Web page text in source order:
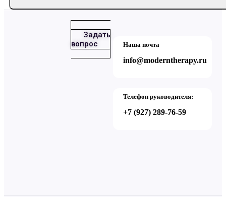
Задать
вопрос
Наша почта
info@moderntherapy.ru
Телефон руководителя:
+7 (927) 289-76-59